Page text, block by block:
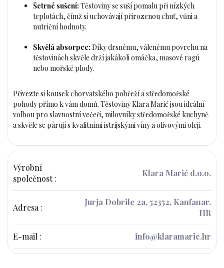
Šetrné sušení: Těstoviny se suší pomalu při nízkých
teplotách, čímž si uchovávají přirozenou chuť, vůni a
nutriční hodnoty.
Skvělá absorpce: Díky drsnému, válenému povrchu na
těstovinách skvěle drží jakákoli omáčka, masové ragú
nebo mořské plody.
Přivezte si kousek chorvatského pobřeží a středomořské
pohody přímo k vám domů. Těstoviny Klara Marić jsou ideální
volbou pro slavnostní večeři, milovníky středomořské kuchyně
a skvěle se párují s kvalitními istrijskými víny a olivovými oleji.
Výrobní
společnost:
Klara Marić d.o.o.
Adresa :
Jurja Dobrile 2a, 52352, Kanfanar,
HR
E-mail : info@klaramaric.hr